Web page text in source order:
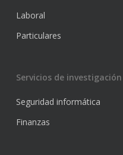
Laboral
Particulares
Servicios de investigación
Seguridad informática
Finanzas